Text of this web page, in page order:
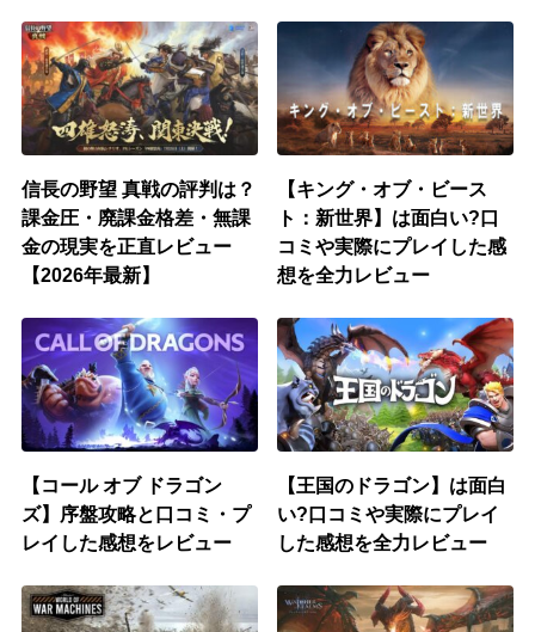
信長の野望 真戦の評判は？
課金圧・廃課金格差・無課
金の現実を正直レビュー
【2026年最新】
【キング・オブ・ビース
ト：新世界】は面白い?口
コミや実際にプレイした感
想を全力レビュー
【コール オブ ドラゴン
ズ】序盤攻略と口コミ・プ
レイした感想をレビュー
【王国のドラゴン】は面白
い?口コミや実際にプレイ
した感想を全力レビュー